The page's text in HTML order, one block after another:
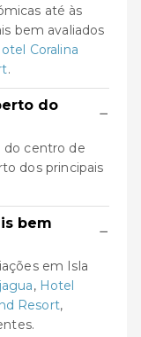
até às
bem avaliados
Coralina
.
do
−
do centro de
dos principais
bem
−
em Isla
, Hotel
Resort,